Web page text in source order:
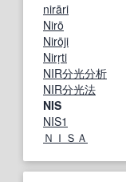
nirāri
Nirō
Nirōji
Nirṛti
NIR分光分析
NIR分光法
NIS
NIS1
ＮＩＳＡ